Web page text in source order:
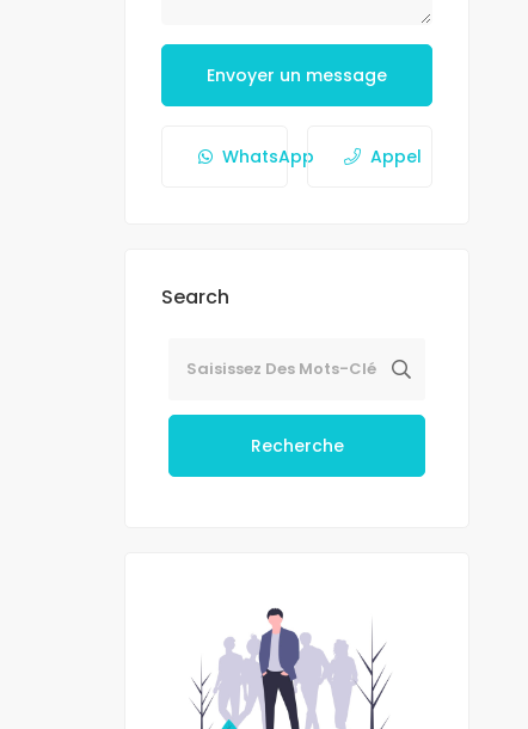
Envoyer un message
WhatsApp Appel
Search
Recherche